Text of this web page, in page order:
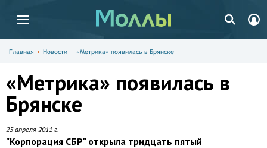
Главная Новости «Метрика» появилась в Брянске
«Метрика» появилась в
Брянске
25 апреля 2011 г.
"Корпорация СБР" открыла тридцать пятый